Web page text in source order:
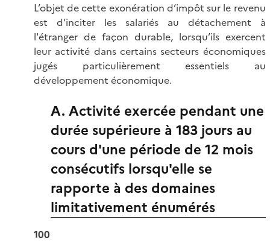
L’objet de cette exonération d’impôt sur le revenu
est d’inciter les salariés au détachement à
l'étranger de façon durable, lorsqu’ils exercent
leur activité dans certains secteurs économiques
jugés particulièrement essentiels au
développement économique.
A. Activité exercée pendant une
durée supérieure à 183 jours au
cours d'une période de 12 mois
consécutifs lorsqu'elle se
rapporte à des domaines
limitativement énumérés
100